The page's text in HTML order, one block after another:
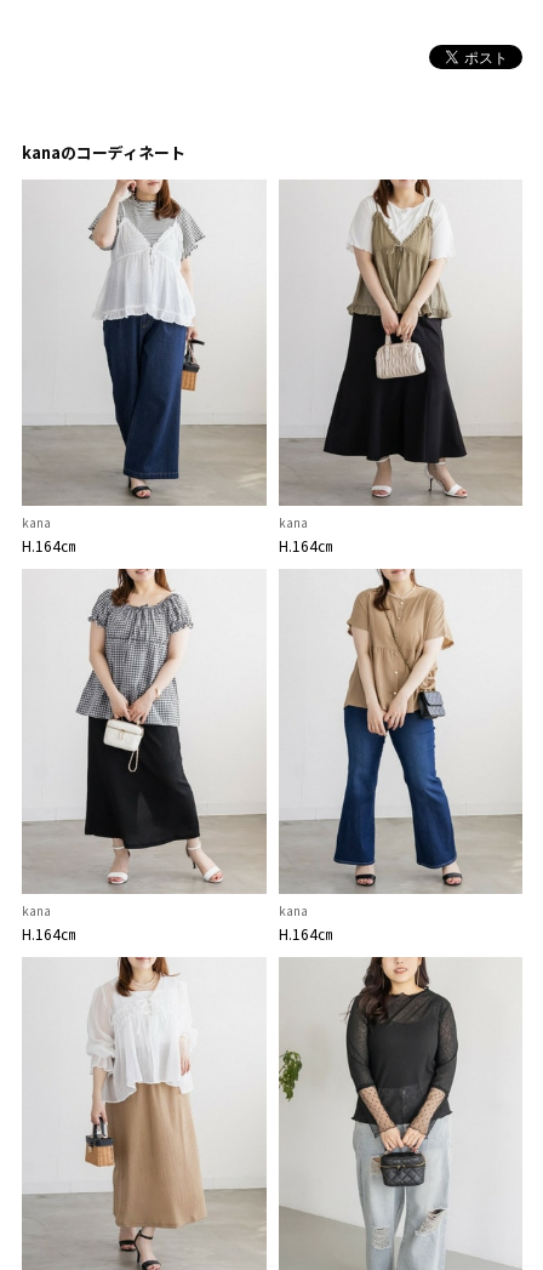
kanaのコーディネート
kana
H.164㎝
kana
H.164㎝
kana
H.164㎝
kana
H.164㎝